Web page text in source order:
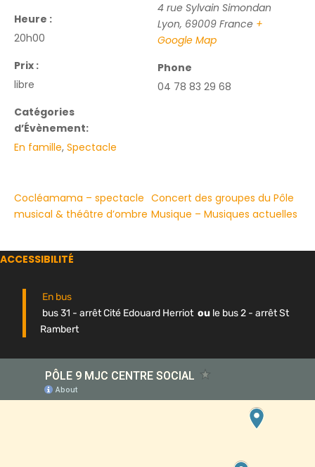
Heure :
20h00
Prix :
libre
Catégories
d’Évènement:
En famille, Spectacle
4 rue Sylvain Simondan
Lyon, 69009 France +
Google Map
Phone
04 78 83 29 68
Cocléamama – spectacle
musical & théâtre d’ombre
Concert des groupes du Pôle
Musique – Musiques actuelles
ACCESSIBILITÉ
En bus
bus 31 - arrêt Cité Edouard Herriot ou le bus 2 - arrêt St
Rambert